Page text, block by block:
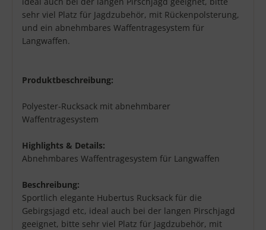
sehr viel Platz für Jagdzubehör, mit Rückenpolsterung,
und ein abnehmbares Waffentragesystem für
Langwaffen.
Produktbeschreibung:
Polyester-Rucksack mit abnehmbarer
Waffentragesystem
Highlights & Details:
Abnehmbares Waffentragesystem für Langwaffen
Beschreibung:
Sportlich elegante Hubertus Rucksack für die
Gebirgsjagd etc, ideal auch bei der langen Pirschjagd
geeignet, bitte sehr viel Platz für Jagdzubehör, mit